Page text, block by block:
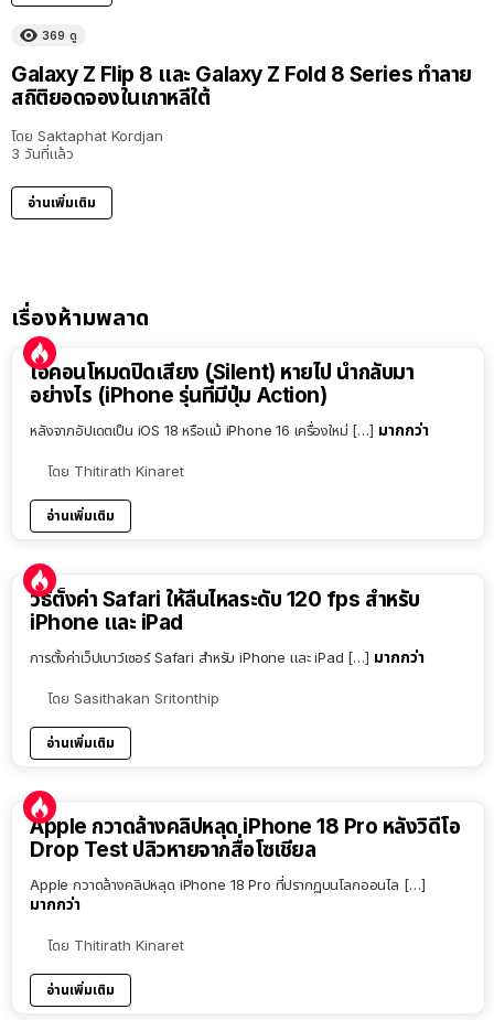
369 ดู
Galaxy Z Flip 8 และ Galaxy Z Fold 8 Series ทำลาย
สถิติยอดจองในเกาหลีใต้
โดย Saktaphat Kordjan
3 วันที่แล้ว
อ่านเพิ่มเติม
เรื่องห้ามพลาด
ไอคอนโหมดปิดเสียง (Silent) หายไป นำกลับมา
อย่างไร (iPhone รุ่นที่มีปุ่ม Action)
หลังจากอัปเดตเป็น iOS 18 หรือแม้ iPhone 16 เครื่องใหม่ […] มากกว่า
โดย Thitirath Kinaret
อ่านเพิ่มเติม
วิธีตั้งค่า Safari ให้ลื่นไหลระดับ 120 fps สำหรับ
iPhone และ iPad
การตั้งค่าเว็ปเบาว์เซอร์ Safari สำหรับ iPhone และ iPad […] มากกว่า
โดย Sasithakan Sritonthip
อ่านเพิ่มเติม
Apple กวาดล้างคลิปหลุด iPhone 18 Pro หลังวิดีโอ
Drop Test ปลิวหายจากสื่อโซเชียล
Apple กวาดล้างคลิปหลุด iPhone 18 Pro ที่ปรากฏบนโลกออนไล […]
มากกว่า
โดย Thitirath Kinaret
อ่านเพิ่มเติม